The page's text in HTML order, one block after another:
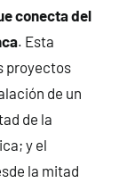
conecta del
. Esta
proyectos
de un
de la
y el
la mitad